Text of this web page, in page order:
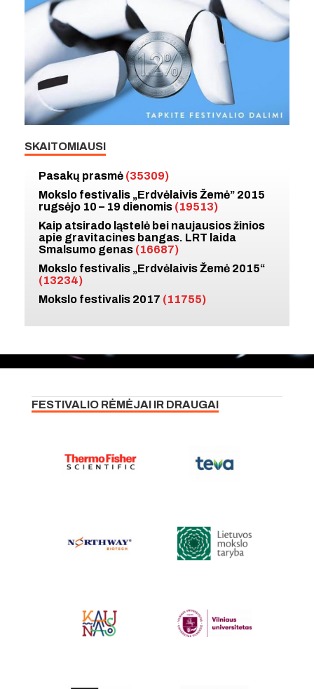
SKAITOMIAUSI
Pasakų prasmė (35309)
Mokslo festivalis „Erdvėlaivis Žemė” 2015
rugsėjo 10 – 19 dienomis (19513)
Kaip atsirado ląstelė bei naujausios žinios
apie gravitacines bangas. LRT laida
Smalsumo genas (16687)
Mokslo festivalis „Erdvėlaivis Žemė 2015“
(13234)
Mokslo festivalis 2017 (11755)
FESTIVALIO RĖMĖJAI IR DRAUGAI